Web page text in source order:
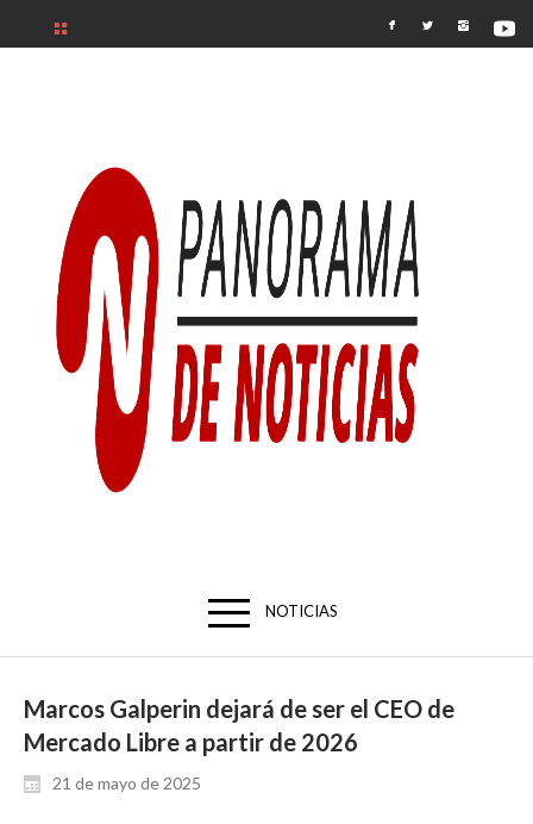
NOTICIAS
Marcos Galperin dejará de ser el CEO de
Mercado Libre a partir de 2026
21 de mayo de 2025